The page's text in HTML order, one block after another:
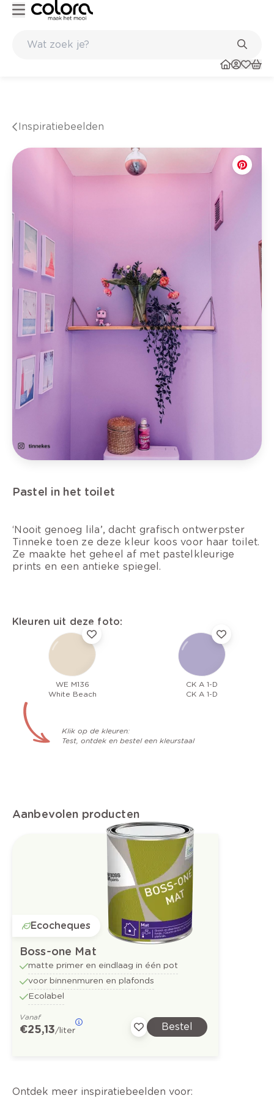
Inspiratiebeelden
Pastel in het toilet
‘Nooit genoeg lila’, dacht grafisch ontwerpster
Tinneke toen ze deze kleur koos voor haar toilet.
Ze maakte het geheel af met pastelkleurige
prints en een antieke spiegel.
Kleuren uit deze foto:
WE M136
White Beach
CK A 1-D
CK A 1-D
Klik op de kleuren:
Test, ontdek en bestel een kleurstaal
Aanbevolen producten
Ecocheques
Boss-one Mat
matte primer en eindlaag in één pot
voor binnenmuren en plafonds
Ecolabel
Vanaf
€ 25,13/liter Bestel
Ontdek meer inspiratiebeelden voor: